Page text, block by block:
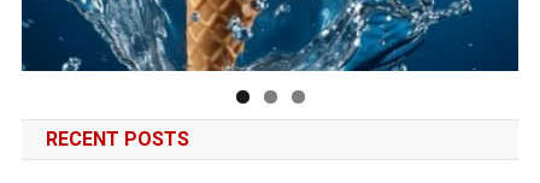
RECENT POSTS